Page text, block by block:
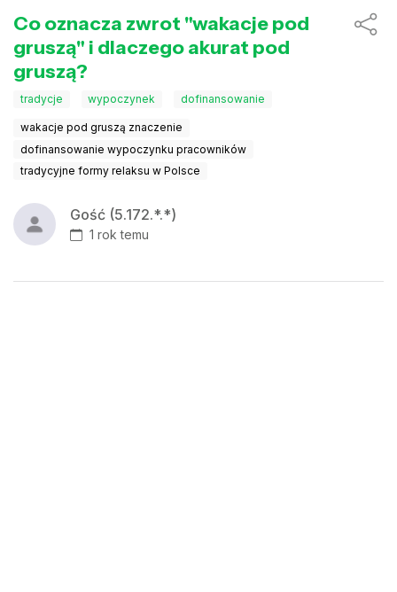
Co oznacza zwrot "wakacje pod
gruszą" i dlaczego akurat pod
gruszą?
tradycje wypoczynek dofinansowanie
wakacje pod gruszą znaczenie
dofinansowanie wypoczynku pracowników
tradycyjne formy relaksu w Polsce
Gość (5.172.*.*)
1 rok temu